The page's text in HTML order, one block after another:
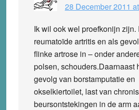
28 December 2011
Ik wil ook wel proefkonijn zijn.
reumatoïde artritis en als
flinke artrose in – onder
polsen, schouders.Daarnaast
gevolg van borstamputatie en
okselkiertoilet, last van
beursontstekingen in de arm